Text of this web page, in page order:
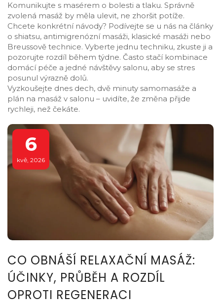
Komunikujte s masérem o bolesti a tlaku. Správně
zvolená masáž by měla ulevit, ne zhoršit potíže.
Chcete konkrétní návody? Podívejte se u nás na články
o shiatsu, antimigrenózní masáži, klasické masáži nebo
Breussově technice. Vyberte jednu techniku, zkuste ji a
pozorujte rozdíl během týdne. Často stačí kombinace
domácí péče a jedné návštěvy salonu, aby se stres
posunul výrazně dolů.
Vyzkoušejte dnes dech, dvě minuty samomasáže a
plán na masáž v salonu – uvidíte, že změna přijde
rychleji, než čekáte.
6
kvě, 2026
CO OBNÁŠÍ RELAXAČNÍ MASÁŽ:
ÚČINKY, PRŮBĚH A ROZDÍL
OPROTI REGENERACI